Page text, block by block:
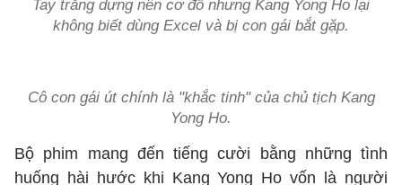
Tay trắng dựng nên cơ đồ nhưng Kang Yong Ho lại
không biết dùng Excel và bị con gái bắt gặp.
Cô con gái út chính là "khắc tinh" của chủ tịch Kang
Yong Ho.
Bộ phim mang đến tiếng cười bằng những tình
huống hài hước khi Kang Yong Ho vốn là người